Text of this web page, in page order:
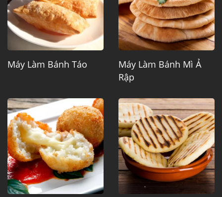
Máy Làm Bánh Táo
Máy Làm Bánh Mì Ả
Rập